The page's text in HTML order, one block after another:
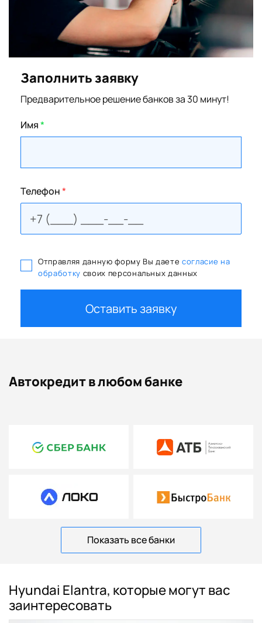
Заполнить заявку
Предварительное решение банков за 30 минут!
Имя*
Телефон*
Отправляя данную форму Вы даете согласие на
обработку своих персональных данных
Оставить заявку
Автокредит в любом банке
Показать все банки
Hyundai Elantra, которые могут вас
заинтересовать